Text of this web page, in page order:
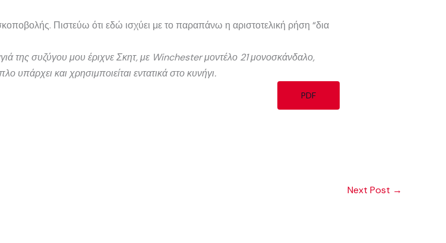
Πιστεύω ότι εδώ ισχύει με το παραπάνω η αριστοτελική ρήση “δια
της συζύγου μου έριχνε Σκητ, με Winchester μοντέλο 21 μονοσκάνδαλο,
υπάρχει και χρησιμποιείται εντατικά στο κυνήγι.
PDF
Next Post →